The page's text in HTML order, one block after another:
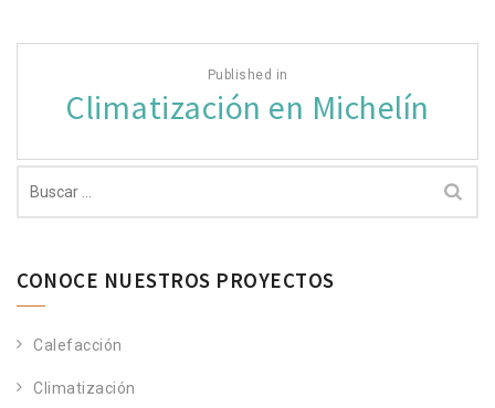
entradas
Published in
Climatización en Michelín
CONOCE NUESTROS PROYECTOS
Calefacción
Climatización